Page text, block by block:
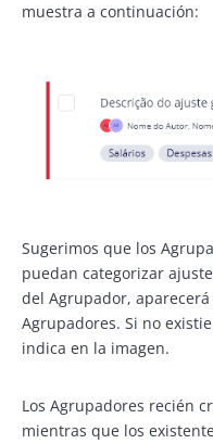
muestra a continuación:
Sugerimos que los
puedan categorizar
del Agrupador,
Agrupadores. Si no
indica en la imagen.
Los Agrupadores recién
mientras que los